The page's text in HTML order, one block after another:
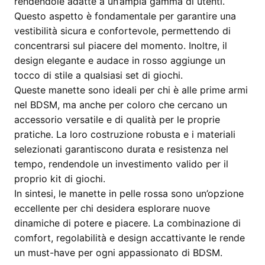
Questo aspetto è fondamentale per garantire una
vestibilità sicura e confortevole, permettendo di
concentrarsi sul piacere del momento. Inoltre, il
design elegante e audace in rosso aggiunge un
tocco di stile a qualsiasi set di giochi.
Queste manette sono ideali per chi è alle prime armi
nel BDSM, ma anche per coloro che cercano un
accessorio versatile e di qualità per le proprie
pratiche. La loro costruzione robusta e i materiali
selezionati garantiscono durata e resistenza nel
tempo, rendendole un investimento valido per il
proprio kit di giochi.
In sintesi, le manette in pelle rossa sono un’opzione
eccellente per chi desidera esplorare nuove
dinamiche di potere e piacere. La combinazione di
comfort, regolabilità e design accattivante le rende
un must-have per ogni appassionato di BDSM.